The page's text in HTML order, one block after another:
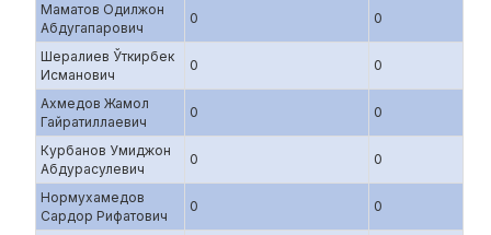
Маматов Одилжон
Абдугапарович
0 0
Шералиев Ўткирбек
Исманович
0 0
Ахмедов Жамол
Гайратиллаевич
0 0
Курбанов Умиджон
Абдурасулевич
0 0
Нормухамедов
Сардор Рифатович
0 0